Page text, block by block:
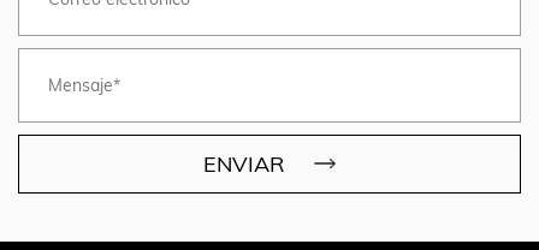
ENVIAR